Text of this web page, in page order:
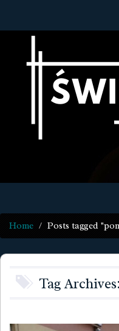
Home Posts tagged
Tag